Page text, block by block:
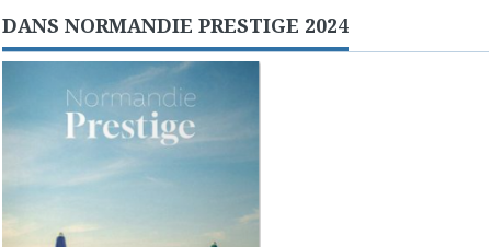
DANS NORMANDIE PRESTIGE 2024